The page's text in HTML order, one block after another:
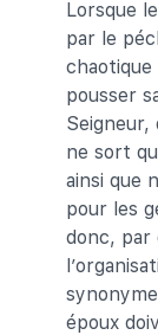
Lorsque
par le
pousser
Seigneur,
ne sort
ainsi que
pour les
donc, par
époux